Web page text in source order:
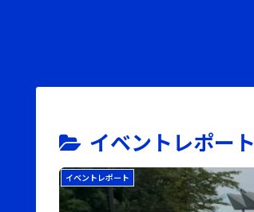
イベントレポート
イベントレポート